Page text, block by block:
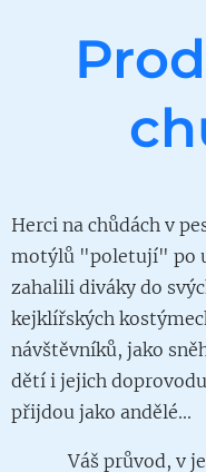
Herci na chůdách v
motýlů "poletují" po
zahalili diváky do
kejklířských
návštěvníků, jako
dětí i jejich
přijdou jako andělé...
Váš průvod, v